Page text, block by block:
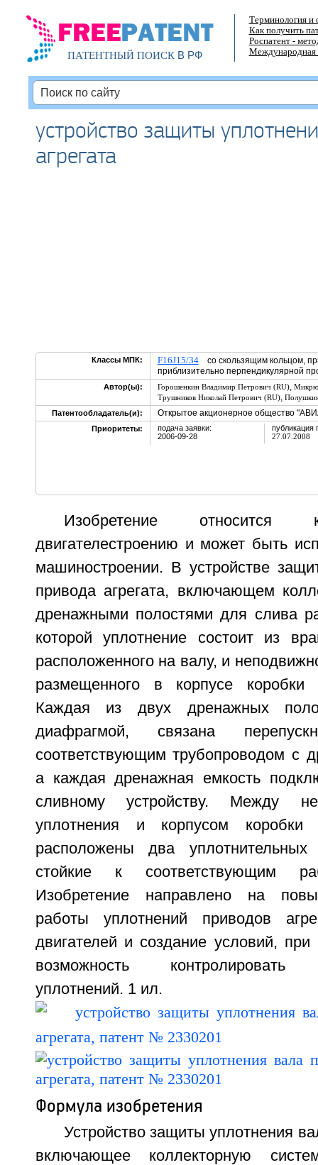
ПАТЕНТНЫЙ ПОИСКВ РФ
Терминология и
Как получить
Роспатент -
Международная
устройство защиты
агрегата
Классы МПК: F16J15/34со скользящим кольцом,
приблизительно перпендикулярной
Автор(ы): Горошенкин Владимир Петрович (RU),
Трушников Николай Петрович (RU),
Патентообладатель(и):
Открытое акционерное общество
Приоритеты:
подача заявки:
2006-09-28
публикация
27.07.2008
Изобретение относится
двигателестроению и может быть
машиностроении. В устройстве
привода агрегата, включающем
дренажными полостями для слива
которой уплотнение состоит из
расположенного на валу, и
размещенного в корпусе коробки
Каждая из двух дренажных
диафрагмой, связана
соответствующим трубопроводом с
а каждая дренажная емкость
сливному устройству. Между
уплотнения и корпусом коробки
расположены два уплотнительных
стойкие к соответствующим
Изобретение направлено на
работы уплотнений приводов
двигателей и создание условий, при
возможность контролировать
уплотнений. 1 ил.
Формула изобретения
Устройство защиты уплотнения
включающее коллекторную